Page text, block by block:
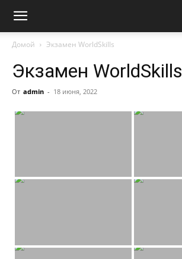
Домой Экзамен WorldSkills
Экзамен WorldSkills
От admin - 18 июня, 2022